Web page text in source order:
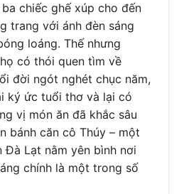
chiếc ghế xúp cho đến
trang với ánh đèn sáng
loáng. Thế nhưng
có thói quen tìm về
đời ngót nghét chục năm,
ký ức tuổi thơ và lại có
vị món ăn đã khắc sâu
bánh căn cô Thúy – một
Đà Lạt nằm yên bình nơi
chính là một trong số